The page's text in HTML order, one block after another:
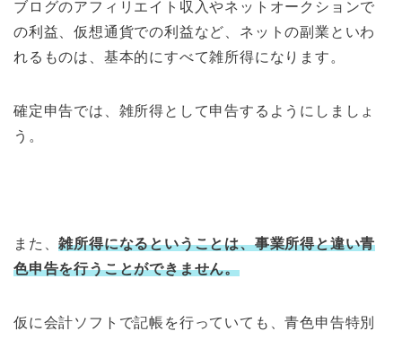
ブログのアフィリエイト収入やネットオークションで
の利益、仮想通貨での利益など、ネットの副業といわ
れるものは、基本的にすべて雑所得になります。
確定申告では、雑所得として申告するようにしましょ
う。
また、雑所得になるということは、事業所得と違い青
色申告を行うことができません。
仮に会計ソフトで記帳を行っていても、青色申告特別